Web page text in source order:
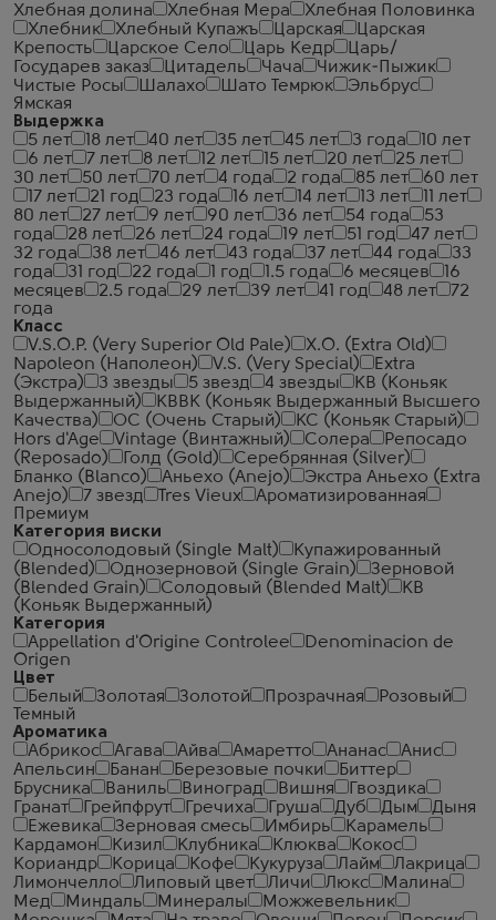
Хлебная долина
Хлебная Мера
Хлебная Половинка
Хлебник
Хлебный Купажъ Царская
Царская
Крепость
Царское Село Царь Кедр
Царь/
Государев заказ
Цитадель Чача
Чижик-Пыжик
Чистые Росы
Шалахо Шато Темрюк
Эльбрус
Ямская
Выдержка
5 лет
18 лет 40 лет 35 лет 45 лет 3 года
10 лет
6 лет
7 лет 8 лет 12 лет 15 лет 20 лет
25 лет
30 лет
50 лет 70 лет 4 года 2 года 85 лет
60 лет
17 лет
21 год 23 года 16 лет 14 лет 13 лет
11 лет
80 лет
27 лет 9 лет 90 лет 36 лет 54 года
53
года
28 лет 26 лет 24 года 19 лет 51 год
47 лет
32 года
38 лет 46 лет 43 года 37 лет 44 года
33
года
31 год 22 года 1 год 1.5 года 6 месяцев
16
месяцев
2.5 года 29 лет 39 лет 41 год 48 лет
72
года
Класс
V.S.O.P. (Very Superior Old Pale)
X.O. (Extra Old)
Napoleon (Наполеон)
V.S. (Very Special)
Extra
(Экстра)
3 звезды 5 звезд 4 звезды
КВ (Коньяк
Выдержанный)
КВВК (Коньяк Выдержанный Высшего
Качества)
ОС (Очень Старый)
КС (Коньяк Старый)
Hors d'Age
Vintage (Винтажный) Солера
Репосадо
(Reposado)
Голд (Gold)
Серебрянная (Silver)
Бланко (Blanco)
Аньехо (Anejo)
Экстра Аньехо (Extra
Anejo)
7 звезд Tres Vieux
Ароматизированная
Премиум
Категория виски
Односолодовый (Single Malt)
Купажированный
(Blended)
Однозерновой (Single Grain)
Зерновой
(Blended Grain)
Солодовый (Blended Malt)
КВ
(Коньяк Выдержанный)
Категория
Appellation d'Origine Controlee
Denominacion de
Origen
Цвет
Белый
Золотая Золотой Прозрачная
Розовый
Темный
Ароматика
Абрикос
Агава Айва Амаретто Ананас
Анис
Апельсин
Банан Березовые почки
Биттер
Брусника
Ваниль Виноград Вишня
Гвоздика
Гранат
Грейпфрут Гречиха Груша Дуб Дым
Дыня
Ежевика
Зерновая смесь Имбирь
Карамель
Кардамон
Кизил Клубника Клюква
Кокос
Кориандр
Корица Кофе Кукуруза Лайм
Лакрица
Лимончелло
Липовый цвет Личи Люкс
Малина
Мед
Миндаль Минералы
Можжевельник